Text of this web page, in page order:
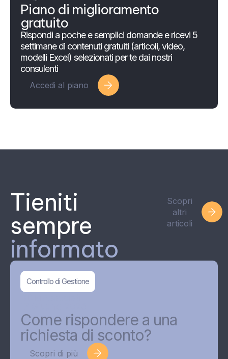
Piano di miglioramento
gratuito
Rispondi a poche e semplici domande e ricevi 5
settimane di contenuti gratuiti (articoli, video,
modelli Excel) selezionati per te dai nostri
consulenti
Accedi al piano
Tieniti
sempre
informato
Scopri
altri
articoli
Controllo di Gestione
Come rispondere a una
richiesta di sconto?
Scopri di più